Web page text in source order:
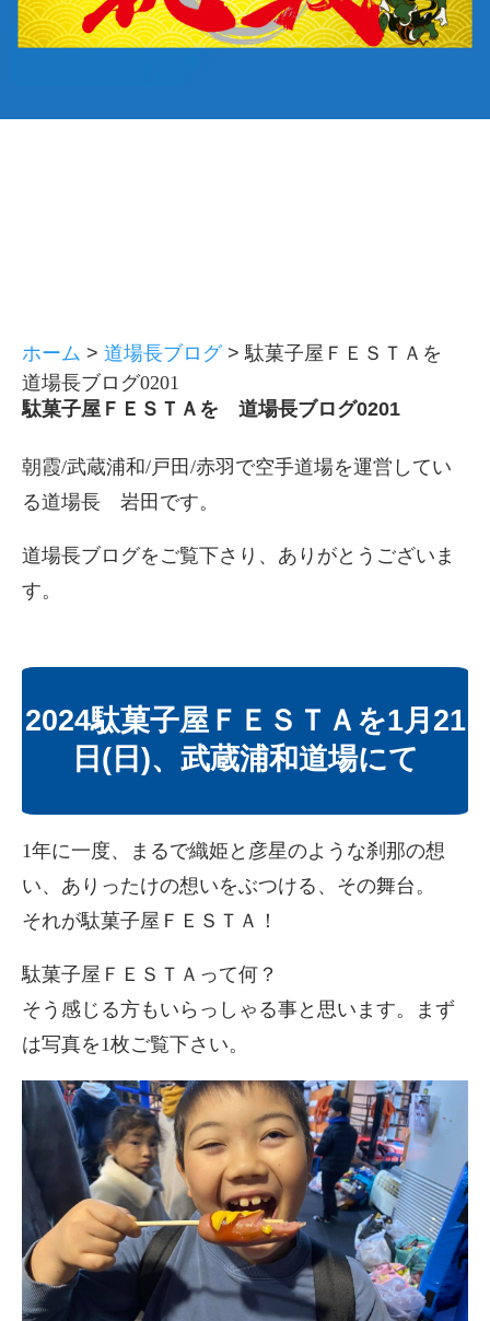
ホーム > 道場長ブログ>駄菓子屋ＦＥＳＴＡを
道場長ブログ0201
駄菓子屋ＦＥＳＴＡを 道場長ブログ0201
朝霞/武蔵浦和/戸田/赤羽で空手道場を運営してい
る道場長 岩田です。
道場長ブログをご覧下さり、ありがとうございま
す。
2024駄菓子屋ＦＥＳＴＡを1月21
日(日)、武蔵浦和道場にて
1年に一度、まるで織姫と彦星のような刹那の想
い、ありったけの想いをぶつける、その舞台。
それが駄菓子屋ＦＥＳＴＡ！
駄菓子屋ＦＥＳＴＡって何？
そう感じる方もいらっしゃる事と思います。まず
は写真を1枚ご覧下さい。